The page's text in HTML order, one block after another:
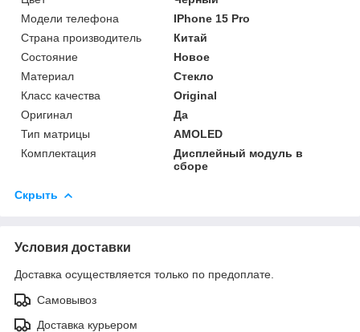
Модели телефона
IPhone 15 Pro
Страна производитель
Китай
Состояние
Новое
Материал
Стекло
Класс качества
Original
Оригинал
Да
Тип матрицы
AMOLED
Комплектация
Дисплейный модуль в
сборе
Скрыть
Условия доставки
Доставка осуществляется только по предоплате.
Самовывоз
Доставка курьером